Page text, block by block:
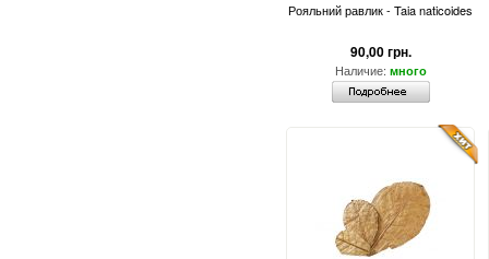
Рояльний равлик - Taia naticoides
90,00 грн.
Наличие: много